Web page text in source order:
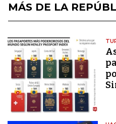
MÁS DE LA